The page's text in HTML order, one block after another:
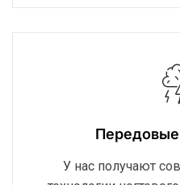
Передовые
У нас получают